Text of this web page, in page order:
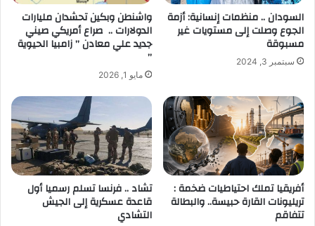
السودان .. منظمات إنسانية: أزمة
الجوع وصلت إلى مستويات غير
مسبوقة
سبتمبر 3, 2024
واشنطن وبكين تحشدان مليارات
الدولارات .. صراع أمريكي صيني
جديد علي معادن ” زامبيا الحيوية
”
مايو 1, 2026
أفريقيا تملك احتياطيات ضخمة :
تريليونات القارة حبيسة.. والبطالة
تتفاقم
تشاد .. فرنسا تسلم رسميا أول
قاعدة عسكرية إلى الجيش
التشادي